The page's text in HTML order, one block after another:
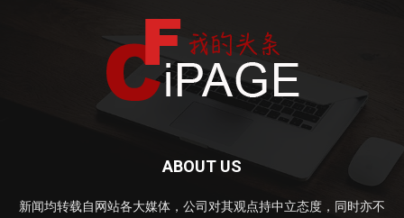
ABOUT US
新闻均转载自网站各大媒体，公司对其观点持中立态度，同时亦不